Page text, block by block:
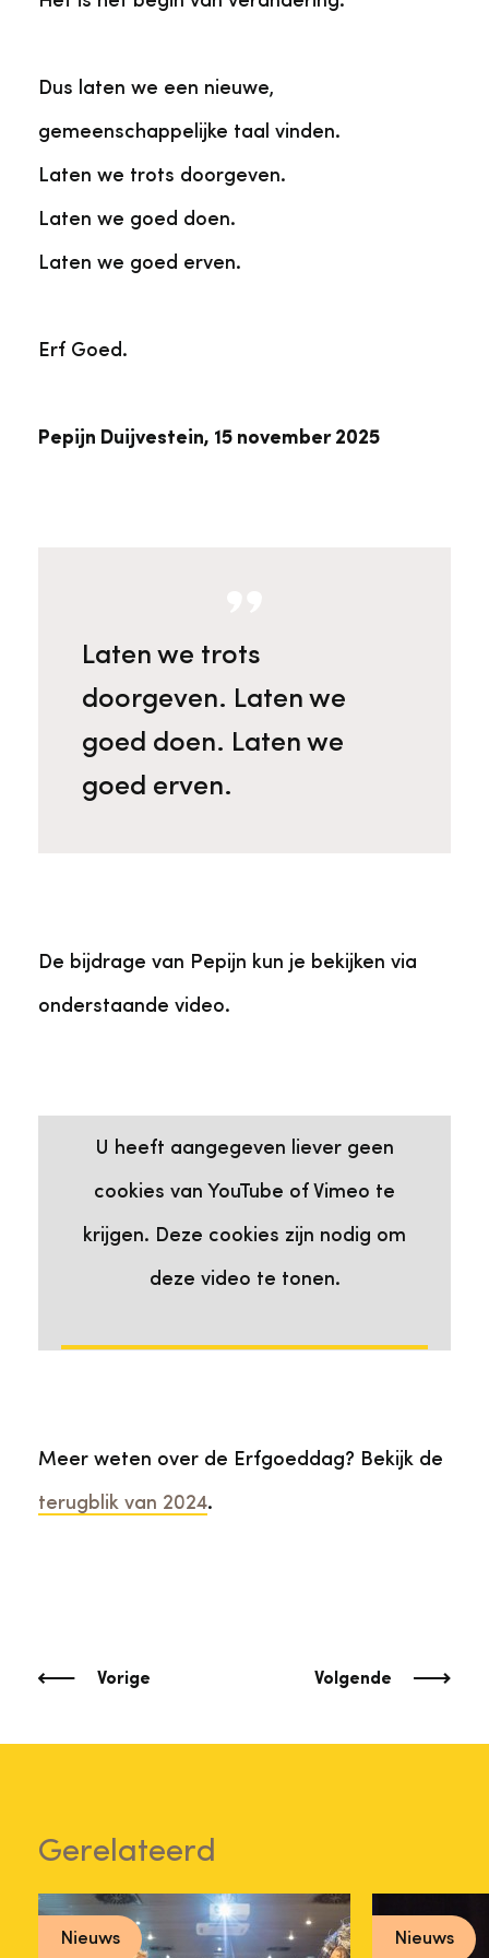
Dus laten we een nieuwe,
gemeenschappelijke taal vinden.
Laten we trots doorgeven.
Laten we goed doen.
Laten we goed erven.
Erf Goed.
Pepijn Duijvestein, 15 november 2025
Laten we trots
doorgeven. Laten we
goed doen. Laten we
goed erven.
De bijdrage van Pepijn kun je bekijken via
onderstaande video.
Bekijk de video op YouTube
U heeft aangegeven liever geen
cookies van YouTube of Vimeo te
krijgen. Deze cookies zijn nodig om
deze video te tonen.
Meer weten over de Erfgoeddag? Bekijk de
terugblik van 2024.
Vorige Volgende
Gerelateerd
Nieuws Nieuws